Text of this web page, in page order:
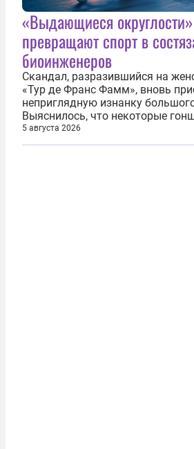
«Выдающиеся
превращают спорт в
биоинженеров
Скандал, разразившийся на
«Тур де Франс Фамм», вновь
неприглядную изнанку
Выяснилось, что некоторые
размер груди ради улучшения
фасадом труда, мастерства,
5 августа 2026